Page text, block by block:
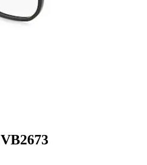
VB2673